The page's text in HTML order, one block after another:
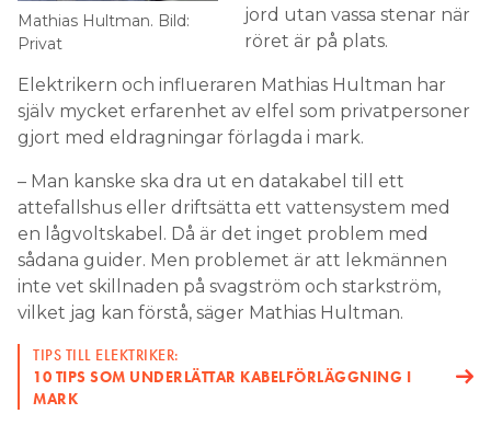
Mathias Hultman. Bild:
Privat
jord utan vassa stenar när
röret är på plats.
Elektrikern och influeraren Mathias Hultman har
själv mycket erfarenhet av elfel som privatpersoner
gjort med eldragningar förlagda i mark.
– Man kanske ska dra ut en datakabel till ett
attefallshus eller driftsätta ett vattensystem med
en lågvoltskabel. Då är det inget problem med
sådana guider. Men problemet är att lekmännen
inte vet skillnaden på svagström och starkström,
vilket jag kan förstå, säger Mathias Hultman.
TIPS TILL ELEKTRIKER:
10 TIPS SOM UNDERLÄTTAR KABELFÖRLÄGGNING I
MARK